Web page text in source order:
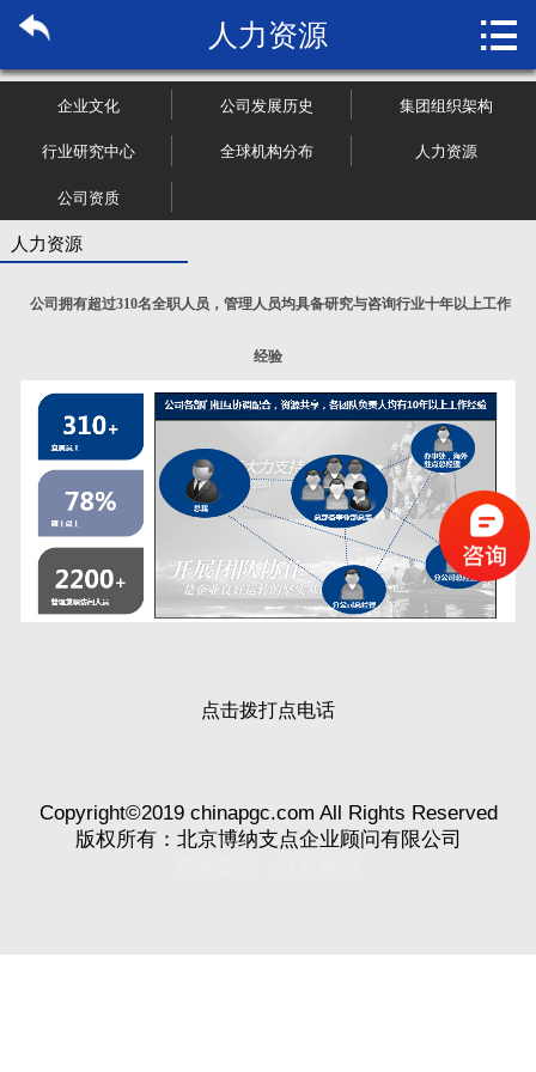
关于博纳
市场研究
新闻资讯
加入我们
人力资源 
企业文化 公司发展历史 集团组织架构
行业研究中心 全球机构分布 人力资源
公司资质
人力资源
公司拥有超过310名全职人员，管理人员均具备研究与咨询行业十年以上工作
经验
点击拨打点电话
Copyright©2019 chinapgc.com All Rights Reserved
版权所有：北京博纳支点企业顾问有限公司